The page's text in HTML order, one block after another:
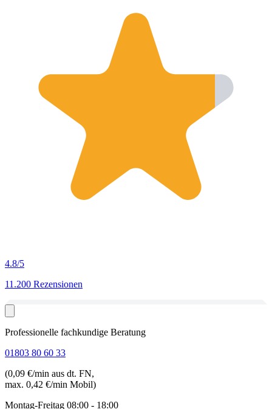
4.8/5
11.200 Rezensionen
Professionelle fachkundige Beratung
01803 80 60 33
(0,09 €/min aus dt. FN,
max. 0,42 €/min Mobil)
Montag-Freitag 08:00 - 18:00